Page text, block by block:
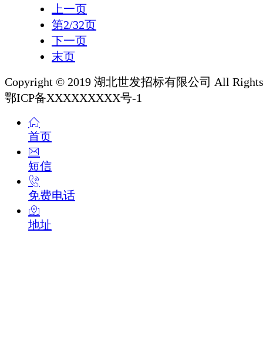
上一页
第2/32页
下一页
末页
Copyright © 2019 湖北世发招标有限公司 All Rights
鄂ICP备XXXXXXXXX号-1
首页
短信
免费电话
地址